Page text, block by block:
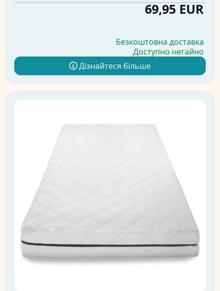
69,95 EUR
Безкоштовна доставка
Доступно негайно
Дізнайтеся більше